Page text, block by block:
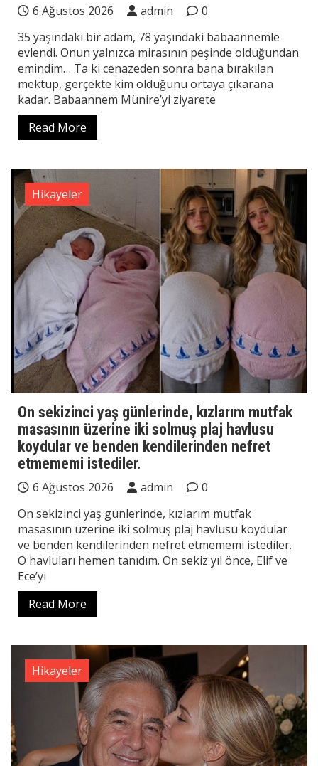
6 Ağustos 2026 admin
0
35 yaşındaki bir adam, 78 yaşındaki babaannemle
evlendi. Onun yalnızca mirasının peşinde olduğundan
emindim… Ta ki cenazeden sonra bana bırakılan
mektup, gerçekte kim olduğunu ortaya çıkarana
kadar. Babaannem Münire’yi ziyarete
Read More
Hikayeler
On sekizinci yaş günlerinde, kızlarım mutfak
masasının üzerine iki solmuş plaj havlusu
koydular ve benden kendilerinden nefret
etmememi istediler.
6 Ağustos 2026 admin
0
On sekizinci yaş günlerinde, kızlarım mutfak
masasının üzerine iki solmuş plaj havlusu koydular
ve benden kendilerinden nefret etmememi istediler.
O havluları hemen tanıdım. On sekiz yıl önce, Elif ve
Ece’yi
Read More
Hikayeler